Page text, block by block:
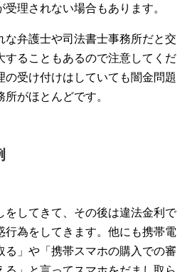
理されない場合もあります。
な弁護士や司法書士事務所だと交
することもあるので注意してくだ
の受け付けはしていても闇金問題
がほとんどです。
をしてきて、その後は違法金利で
行為をしてきます。他にも携帯電
る」や「携帯スマホの購入での審